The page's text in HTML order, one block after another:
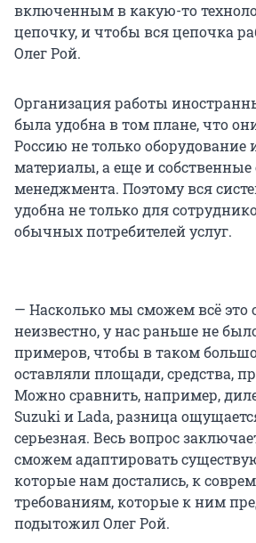
включенным в какую-то
цепочку, и чтобы вся цепочка
Олег Рой.
Организация работы
была удобна в том плане, что
Россию не только оборудование
материалы, а еще и
менеджмента. Поэтому вся
удобна не только для
обычных потребителей услуг.
— Насколько мы сможем всё это
неизвестно, у нас раньше не
примеров, чтобы в таком
оставляли площади, средства,
Можно сравнить, например,
Suzuki и Lada, разница
серьезная. Весь вопрос
сможем адаптировать
которые нам достались, к
требованиям, которые к ним
подытожил Олег Рой.